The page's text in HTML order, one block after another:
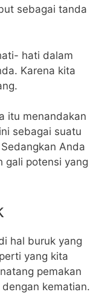
sebagai tanda
hati dalam
Karena kita
itu menandakan
sebagai suatu
Anda
gali potensi yang
hal buruk yang
yang kita
pemakan
kematian.